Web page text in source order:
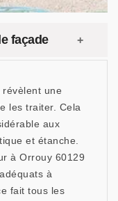
façade
une
les traiter. Cela
aux
et étanche.
à Orrouy 60129
à
fait tous les